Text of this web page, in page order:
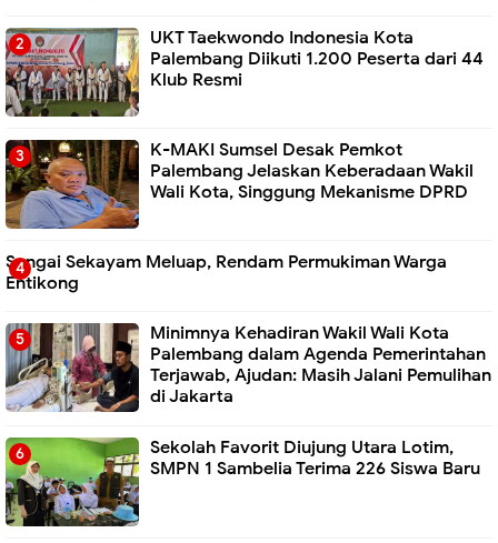
UKT Taekwondo Indonesia Kota
Palembang Diikuti 1.200 Peserta dari 44
Klub Resmi
K-MAKI Sumsel Desak Pemkot
Palembang Jelaskan Keberadaan Wakil
Wali Kota, Singgung Mekanisme DPRD
Sungai Sekayam Meluap, Rendam Permukiman Warga
Entikong
Minimnya Kehadiran Wakil Wali Kota
Palembang dalam Agenda Pemerintahan
Terjawab, Ajudan: Masih Jalani Pemulihan
di Jakarta
Sekolah Favorit Diujung Utara Lotim,
SMPN 1 Sambelia Terima 226 Siswa Baru ‎